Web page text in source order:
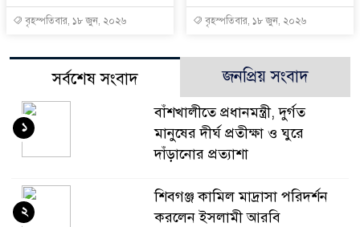
বৃহস্পতিবার, ১৮ জুন, ২০২৬ বৃহস্পতিবার, ১৮ জুন, ২০২৬
সর্বশেষ সংবাদ জনপ্রিয় সংবাদ
বাঁশখালীতে প্রধানমন্ত্রী, দুর্গত
মানুষের দীর্ঘ প্রতীক্ষা ও ঘুরে
দাঁড়ানোর প্রত্যাশা
১
শিবগঞ্জ কামিল মাদ্রাসা পরিদর্শন
করলেন ইসলামী আরবি
২